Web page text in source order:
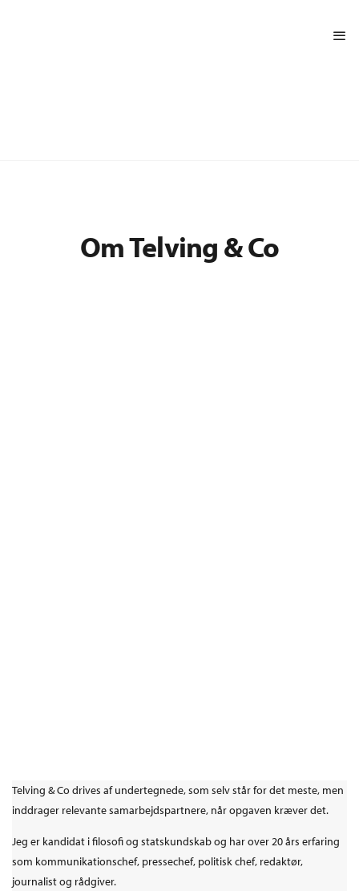
Om Telving & Co
Telving & Co drives af undertegnede, som selv står for det meste, men
inddrager relevante samarbejdspartnere, når opgaven kræver det.
Jeg er kandidat i filosofi og statskundskab og har over 20 års erfaring
som kommunikationschef, pressechef, politisk chef, redaktør,
journalist og rådgiver.